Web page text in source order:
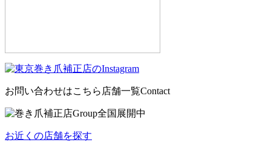
お問い合わせはこちら 店舗一覧Contact
お近くの店舗を探す